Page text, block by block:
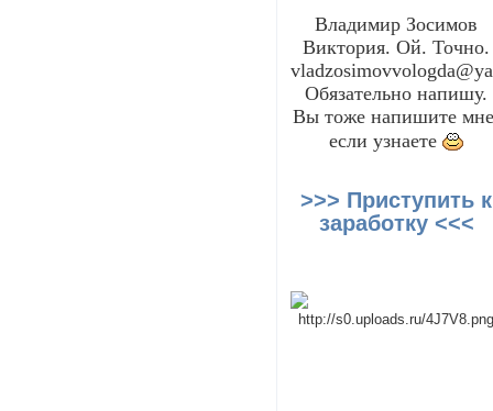
Владимир Зосимов
Виктория. Ой. Точно.
Обязательно напишу.
Вы тоже напишите
если узнаете
>>> Приступить к
заработку <<<